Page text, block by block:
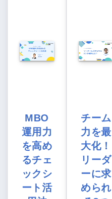
MBO
運用力
を高め
るチェ
ックシ
ート活
チーム
力を最
大化！
リーダ
ーに求
められ